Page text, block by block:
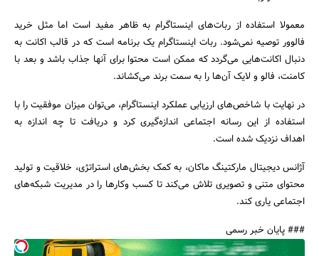
معمولا استفاده از ربات‌های اینستاگرام به ظاهر مفید است اما مثل خرید
فالوور توصیه نمی‌شود. ربات اینستاگرام یک برنامه است که در قالب اکانت به
دنبال اکانت‌هایی می‌گردد که ممکن است محتوا برای آنها جذاب باشد و بعد با
کامنت، فالو و لایک آن‌ها را به سمت برند می‌کشاند.
در نهایت با شاخص‌های ارزیابی عملکرد اینستاگرام، می‌توان میزان موفقیت‌ را با
استفاده از این رسانه اجتماعی اندازه‌گیری کرد و دریافت تا چه اندازه به
اهداف‌ نزدیک شده است.
آژانس دیجیتال مارکتینگ ماکان، به کمک بخش‌های استراتژی، خلاقیت و تولید
محتوای متنی و تصویری تلاش می‌کند تا کسب وکارها را در مدیریت شبکه‌های
اجتماعی‌ یاری کند.
### پایان خبر رسمی